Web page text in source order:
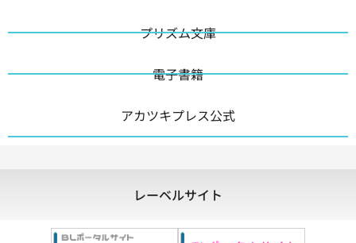
プリズム文庫
電子書籍
アカツキプレス公式
レーベルサイト